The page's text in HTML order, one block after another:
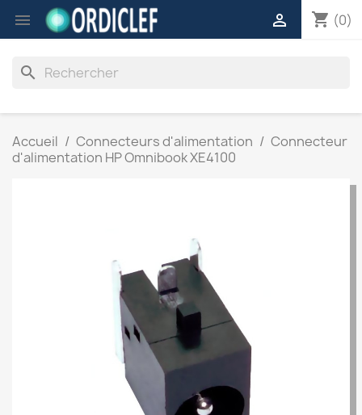
 shopping_cart (0)

search
Accueil Connecteurs d'alimentation
Connecteur
d'alimentation HP Omnibook XE4100